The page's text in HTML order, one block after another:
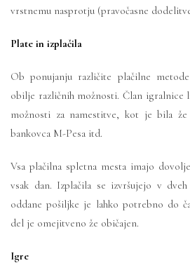
vrstnemu nasprotju (pravočasne
Plate in izplačila
Ob ponujanju različite plačilne
obilje različnih možnosti. Član igralnice
možnosti za namestitve, kot je bila že
bankovca M-Pesa itd.
Vsa plačilna spletna mesta imajo
vsak dan. Izplačila se izvršujejo v
oddane pošiljke je lahko potrebno do
del je omejitveno že običajen.
Igre